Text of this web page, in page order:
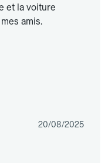
et la voiture
amis.
20/08/2025